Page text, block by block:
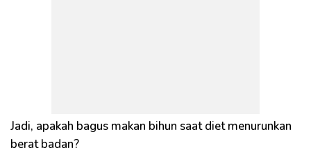
Jadi, apakah bagus makan bihun saat diet menurunkan
berat badan?